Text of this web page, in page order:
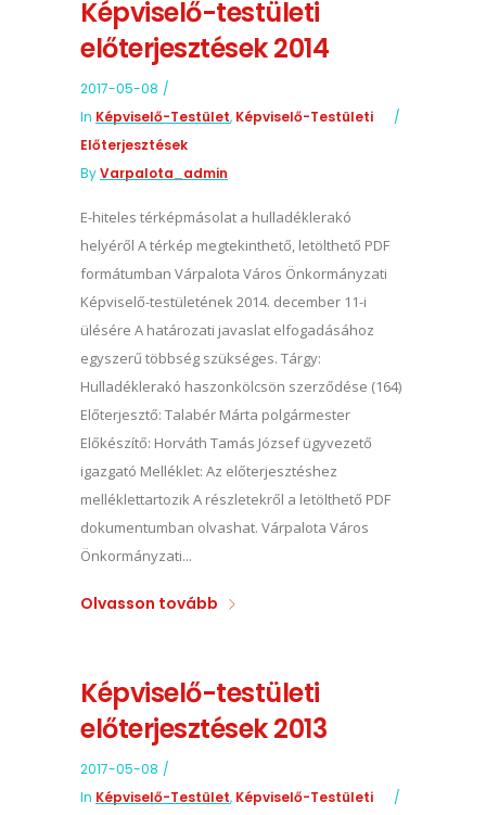
Képviselő-testületi
előterjesztések 2014
2017-05-08
In Képviselő-Testület, Képviselő-Testületi
Előterjesztések
ByVarpalota_admin
E-hiteles térképmásolat a hulladéklerakó
helyéről A térkép megtekinthető, letölthető PDF
formátumban Várpalota Város Önkormányzati
Képviselő-testületének 2014. december 11-i
ülésére A határozati javaslat elfogadásához
egyszerű többség szükséges. Tárgy:
Hulladéklerakó haszonkölcsön szerződése (164)
Előterjesztő: Talabér Márta polgármester
Előkészítő: Horváth Tamás József ügyvezető
igazgató Melléklet: Az előterjesztéshez
melléklettartozik A részletekről a letölthető PDF
dokumentumban olvashat. Várpalota Város
Önkormányzati...
Olvasson tovább
Képviselő-testületi
előterjesztések 2013
2017-05-08
In Képviselő-Testület, Képviselő-Testületi